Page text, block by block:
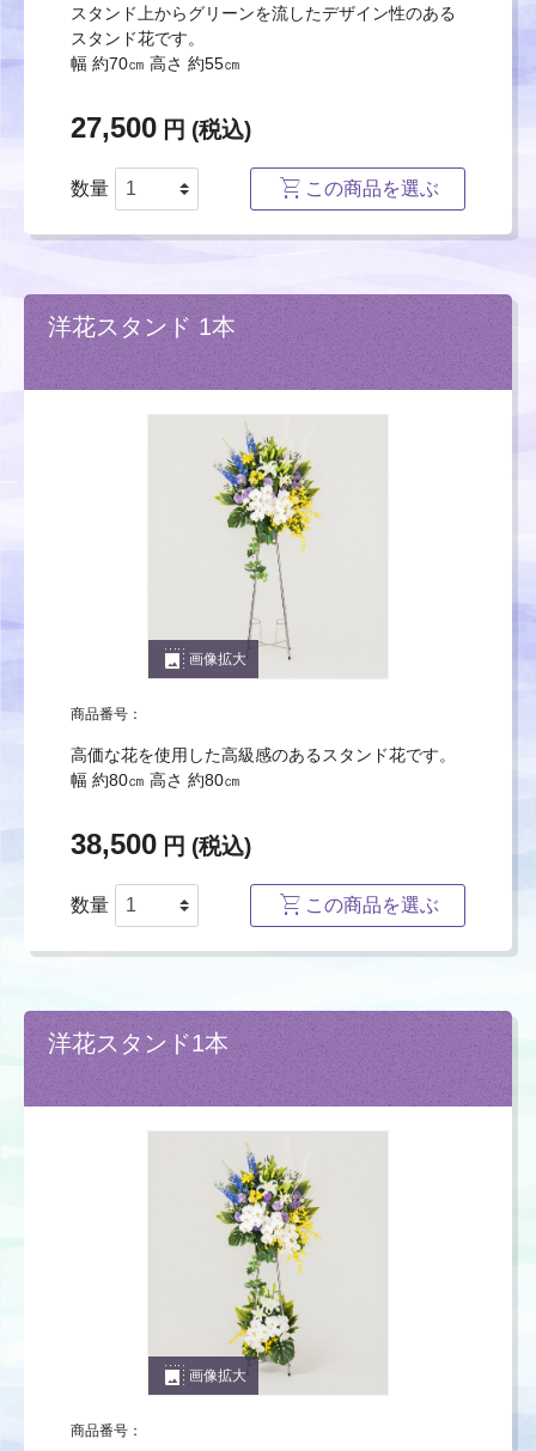
スタンド上からグリーンを流したデザイン性のある
スタンド花です。
幅 約70㎝ 高さ 約55㎝
27,500 円 (税込)
数量 この商品を選ぶ
洋花スタンド 1本
photo_size_select_large 画像拡大
商品番号：
高価な花を使用した高級感のあるスタンド花です。
幅 約80㎝ 高さ 約80㎝
38,500 円 (税込)
数量 この商品を選ぶ
洋花スタンド1本
photo_size_select_large 画像拡大
商品番号：